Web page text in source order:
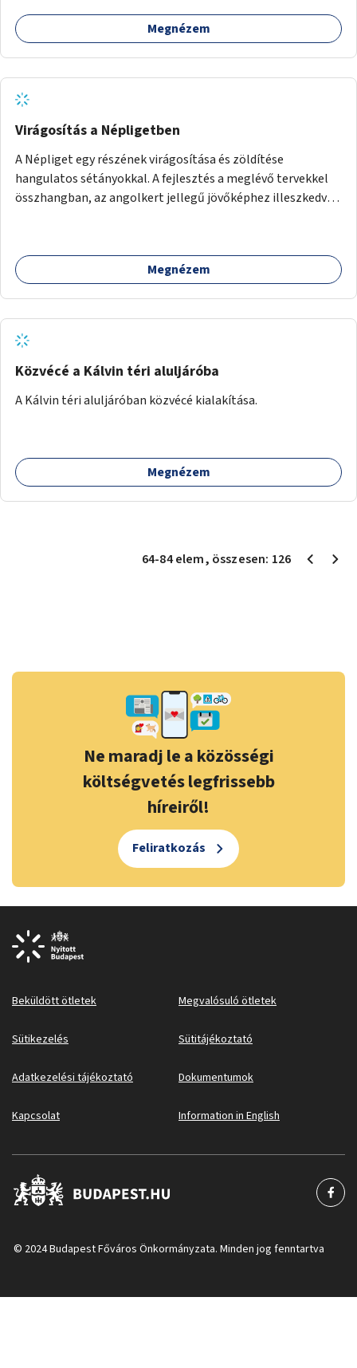
Megnézem
Virágosítás a Népligetben
A Népliget egy részének virágosítása és zöldítése
hangulatos sétányokkal. A fejlesztés a meglévő tervekkel
összhangban, az angolkert jellegű jövőképhez illeszkedve
Megnézem
Közvécé a Kálvin téri aluljáróba
A Kálvin téri aluljáróban közvécé kialakítása.
Megnézem
64-84elem, összesen: 126
Ne maradj le a közösségi
költségvetés legfrissebb
híreiről!
Feliratkozás
Beküldött ötletek Megvalósuló ötletek
Sütikezelés Sütitájékoztató
Adatkezelési tájékoztató Dokumentumok
Kapcsolat Information in English
© 2024 Budapest Főváros Önkormányzata. Minden jog fenntartva